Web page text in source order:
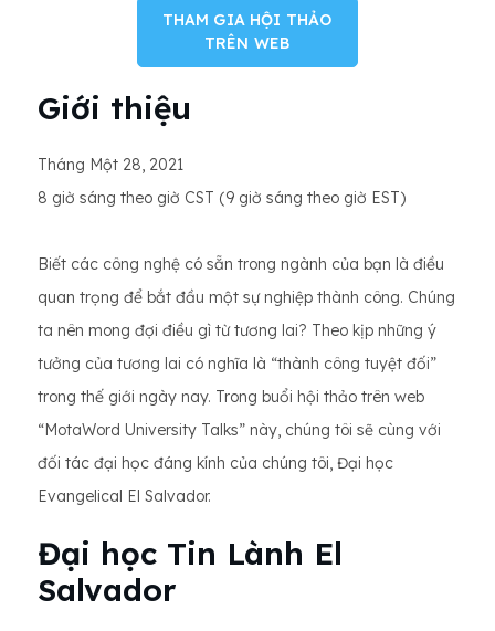
THAM GIA HỘI THẢO
TRÊN WEB
Giới thiệu
Tháng Một 28, 2021
8 giờ sáng theo giờ CST (9 giờ sáng theo giờ EST)
Biết các công nghệ có sẵn trong ngành của bạn là điều
quan trọng để bắt đầu một sự nghiệp thành công. Chúng
ta nên mong đợi điều gì từ tương lai? Theo kịp những ý
tưởng của tương lai có nghĩa là “thành công tuyệt đối”
trong thế giới ngày nay. Trong buổi hội thảo trên web
“MotaWord University Talks” này, chúng tôi sẽ cùng với
đối tác đại học đáng kính của chúng tôi, Đại học
Evangelical El Salvador.
Đại học Tin Lành El
Salvador